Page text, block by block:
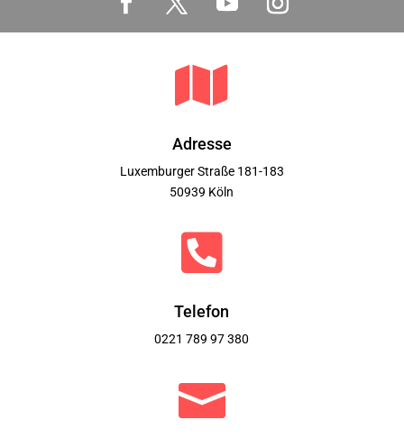

Adresse
Luxemburger Straße 181-183
50939 Köln

Telefon
0221 789 97 380
